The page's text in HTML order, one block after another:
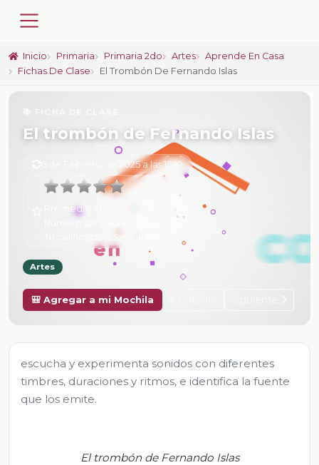
Inicio Primaria Primaria 2do Artes
Aprende En Casa
Fichas De Clase
El Trombón De Fernando Islas
El trombón de Fernando Islas
6 de Febrero de 2025 a las 15:10
Promedio:
Sin calificar
Artes
🎒 Agregar a mi Mochila
escucha y experimenta sonidos con diferentes
timbres, duraciones y ritmos, e identifica la fuente
que los emite.
El trombón de Fernando Islas